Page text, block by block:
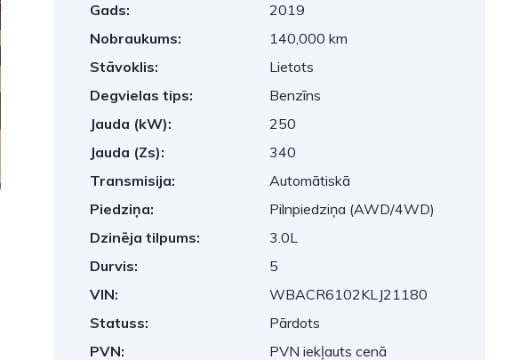
Gads:
2019
Nobraukums:
140,000 km
Stāvoklis:
Lietots
Degvielas tips:
Benzīns
Jauda (kW):
250
Jauda (Zs):
340
Transmisija:
Automātiskā
Piedziņa:
Pilnpiedziņa (AWD/4WD)
Dzinēja tilpums:
3.0L
Durvis:
5
VIN:
WBACR6102KLJ21180
Statuss:
Pārdots
PVN:
PVN iekļauts cenā